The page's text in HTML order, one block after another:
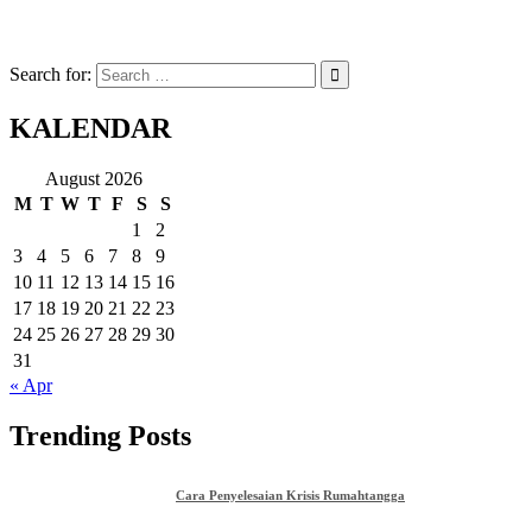
Search for:
KALENDAR
August 2026
M T W T F S
S
1
2
3
4 5 6 7 8
9
10 11 12 13 14 15 16
17 18 19 20 21 22 23
24 25 26 27 28 29 30
31
« Apr
Trending Posts
Cara Penyelesaian Krisis Rumahtangga